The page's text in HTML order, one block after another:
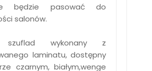
będzie pasować do
salonów.
szuflad wykonany z
laminatu, dostępny
czarnym, białym,wenge